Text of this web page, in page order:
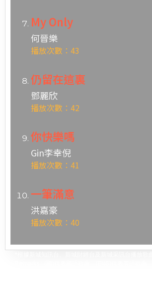
My Only
何晉樂
播放次數：43
仍留在這裏
鄧麗欣
播放次數：42
你快樂嗎
Gin李幸倪
播放次數：41
一筆滿意
洪嘉豪
播放次數：40